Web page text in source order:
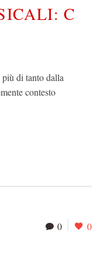
C
di tanto dalla
contesto
0 0